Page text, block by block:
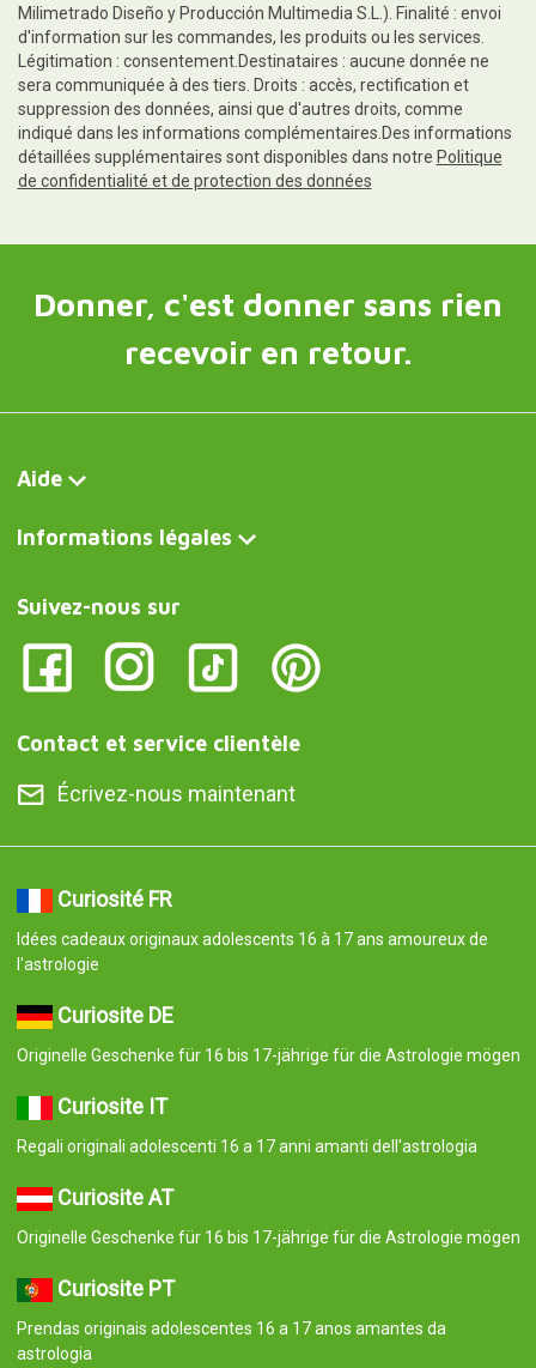
Milimetrado Diseño y Producción Multimedia S.L.). Finalité : envoi
d'information sur les commandes, les produits ou les services.
Légitimation : consentement.Destinataires : aucune donnée ne
sera communiquée à des tiers. Droits : accès, rectification et
suppression des données, ainsi que d'autres droits, comme
indiqué dans les informations complémentaires.Des informations
détaillées supplémentaires sont disponibles dans notre Politique
de confidentialité et de protection des données
Donner, c'est donner sans rien
recevoir en retour.
Aide
Informations légales
Suivez-nous sur
Contact et service clientèle
Écrivez-nous maintenant
Curiosité FR
Idées cadeaux originaux adolescents 16 à 17 ans amoureux de
l'astrologie
Curiosite DE
Originelle Geschenke für 16 bis 17-jährige für die Astrologie mögen
Curiosite IT
Regali originali adolescenti 16 a 17 anni amanti dell'astrologia
Curiosite AT
Originelle Geschenke für 16 bis 17-jährige für die Astrologie mögen
Curiosite PT
Prendas originais adolescentes 16 a 17 anos amantes da
astrologia